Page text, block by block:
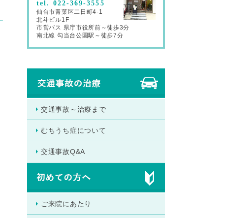
tel. 022-369-3555
仙台市青葉区二日町4-1
北斗ビル1F
市営バス 県庁市役所前～徒歩3分
南北線 勾当台公園駅～徒歩7分
交通事故～治療まで
むちうち症について
交通事故Q&A
ご来院にあたり